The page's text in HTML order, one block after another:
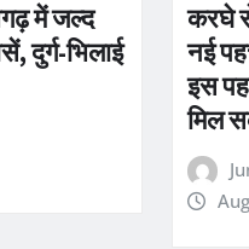
में जल्द
दुर्ग-भिलाई
करघे
नई
इस
मिल